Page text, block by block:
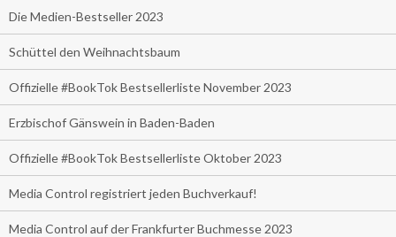
Die Medien-Bestseller 2023
Schüttel den Weihnachtsbaum
Offizielle #BookTok Bestsellerliste November 2023
Erzbischof Gänswein in Baden-Baden
Offizielle #BookTok Bestsellerliste Oktober 2023
Media Control registriert jeden Buchverkauf!
Media Control auf der Frankfurter Buchmesse 2023